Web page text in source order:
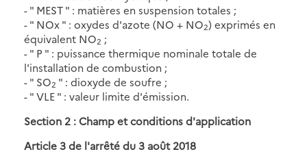
-" MEST" : matières en suspension totales ;
-" NOx" : oxydes d'azote (NO + NO2) exprimés en
équivalent NO2 ;
-" P " : puissance thermique nominale totale de
l'installation de combustion ;
-" SO2 " : dioxyde de soufre ;
-"VLE" : valeur limite d'émission.
Section 2 : Champ et conditions d'application
Article 3 de l'arrêté du 3 août 2018